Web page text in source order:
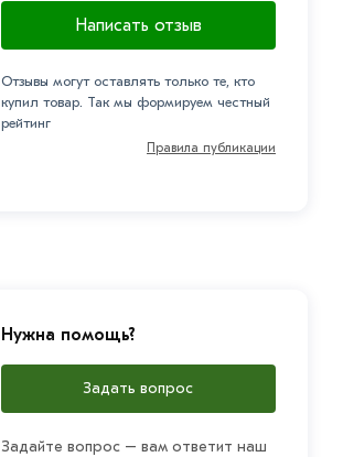
Написать отзыв
Отзывы могут оставлять только те, кто
купил товар. Так мы формируем честный
рейтинг
Правила публикации
Нужна помощь?
Задать вопрос
Задайте вопрос – вам ответит наш